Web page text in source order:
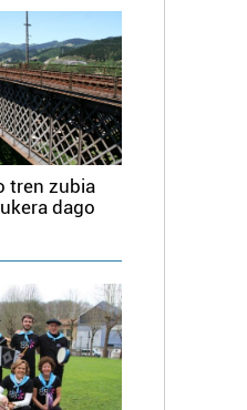
tren zubia
dago